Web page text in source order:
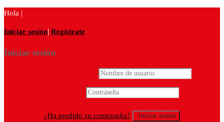
Hola |
Iniciar sesión| Regístrate
Iniciar sesión
¿Ha perdido su contraseña?